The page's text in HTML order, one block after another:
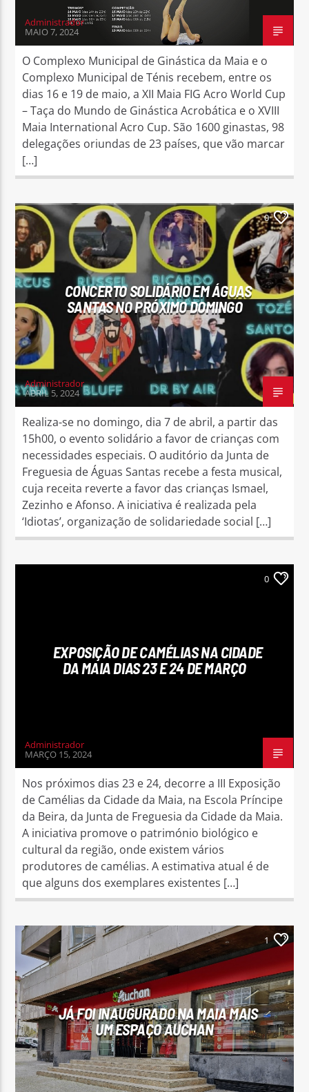
Administrador
MAIO 7, 2024
O Complexo Municipal de Ginástica da Maia e o
Complexo Municipal de Ténis recebem, entre os
dias 16 e 19 de maio, a XII Maia FIG Acro World Cup
– Taça do Mundo de Ginástica Acrobática e o XVIII
Maia International Acro Cup. São 1600 ginastas, 98
delegações oriundas de 23 países, que vão marcar
[…]
0
CONCERTO SOLIDÁRIO EM ÁGUAS
SANTAS NO PRÓXIMO DOMINGO
Administrador
ABRIL 5, 2024
Realiza-se no domingo, dia 7 de abril, a partir das
15h00, o evento solidário a favor de crianças com
necessidades especiais. O auditório da Junta de
Freguesia de Águas Santas recebe a festa musical,
cuja receita reverte a favor das crianças Ismael,
Zezinho e Afonso. A iniciativa é realizada pela
‘Idiotas’, organização de solidariedade social […]
0
EXPOSIÇÃO DE CAMÉLIAS NA CIDADE
DA MAIA DIAS 23 E 24 DE MARÇO
Administrador
MARÇO 15, 2024
Nos próximos dias 23 e 24, decorre a III Exposição
de Camélias da Cidade da Maia, na Escola Príncipe
da Beira, da Junta de Freguesia da Cidade da Maia.
A iniciativa promove o património biológico e
cultural da região, onde existem vários
produtores de camélias. A estimativa atual é de
que alguns dos exemplares existentes […]
1
JÁ FOI INAUGURADO NA MAIA MAIS
UM ESPAÇO AUCHAN